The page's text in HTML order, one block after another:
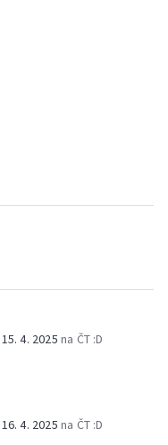
15. 4. 2025 na ČT :D
16. 4. 2025 na ČT :D